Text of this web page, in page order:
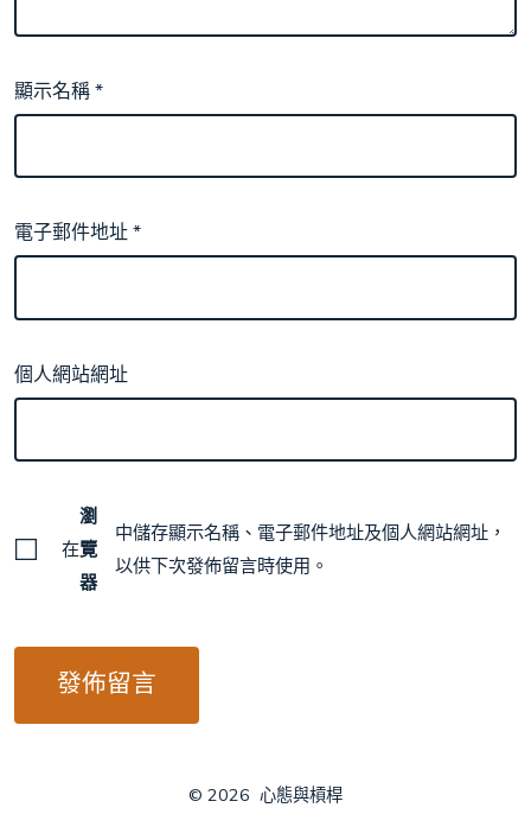
顯示名稱*
電子郵件地址*
個人網站網址
在
瀏
覽
器
中儲存顯示名稱、電子郵件地址及個人網站網址，
以供下次發佈留言時使用。
© 2026 心態與槓桿